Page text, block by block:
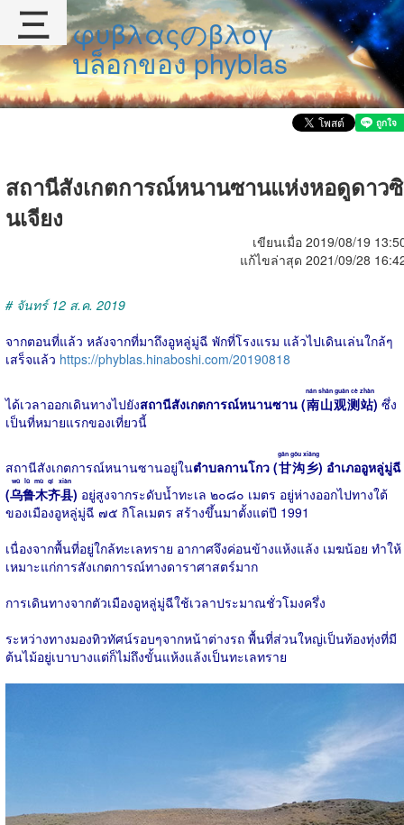
φυβλαςのβλογ
บล็อกของ phyblas
สถานีสังเกตการณ์หนานซานแห่งหอดูดาวซิ
นเจียง
เขียนเมื่อ 2019/08/19
แก้ไขล่าสุด 2021/09/28
# จันทร์ 12 ส.ค. 2019
จากตอนที่แล้ว หลังจากที่มาถึงอูหลู่มู่ฉี พักที่โรงแรม แล้วไปเดินเล่นใกล้ๆ
เสร็จแล้ว https://phyblas.hinaboshi.com/20190818
ได้เวลาออกเดินทางไปยังสถานีสังเกตการณ์หนานซาน (南山观测站
nán shān guān cè zhàn
) ซึ่ง
เป็นที่หมายแรกของเที่ยวนี้
สถานีสังเกตการณ์หนานซานอยู่ในตำบลกานโกว (甘沟乡
gān gōu xiāng
) อำเภออูหลู่มู่ฉี
(乌鲁木齐县
wū lǔ mù qí xiàn
) อยู่สูงจากระดับน้ำทะเล ๒๐๘๐ เมตร อยู่ห่างออกไปทางใต้
ของเมืองอูหลู่มู่ฉี ๗๕ กิโลเมตร สร้างขึ้นมาตั้งแต่ปี 1991
เนื่องจากพื้นที่อยู่ใกล้ทะเลทราย อากาศจึงค่อนข้างแห้งแล้ง เมฆน้อย ทำให้
เหมาะแก่การสังเกตการณ์ทางดาราศาสตร์มาก
การเดินทางจากตัวเมืองอูหลู่มู่ฉีใช้เวลาประมาณชั่วโมงครึ่ง
ระหว่างทางมองทิวทัศน์รอบๆจากหน้าต่างรถ พื้นที่ส่วนใหญ่เป็นท้องทุ่งที่มี
ต้นไม้อยู่เบาบางแต่ก็ไม่ถึงขั้นแห้งแล้งเป็นทะเลทราย
三